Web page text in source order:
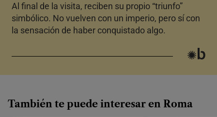
Al final de la visita, reciben su propio “triunfo”
simbólico. No vuelven con un imperio, pero sí con
la sensación de haber conquistado algo.
También te puede interesar en Roma